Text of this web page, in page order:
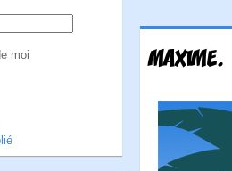
moi MAXIME.